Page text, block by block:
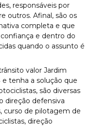
responsáveis por
outros. Afinal, são os
completa e que
e dentro do
quando o assunto é
valor Jardim
tenha a solução que
são diversas
direção defensiva
curso de pilotagem de
direção